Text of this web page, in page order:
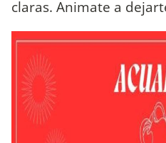
claras. Animate a